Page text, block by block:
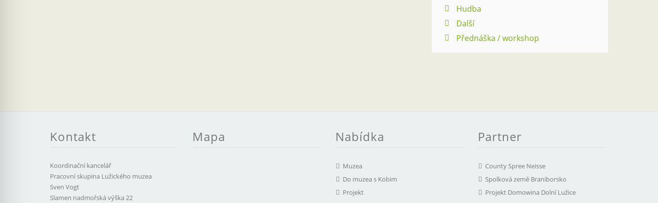
Hudba
Další
Přednáška / workshop
Kontakt
Koordinační kancelář
Pracovní skupina Lužického muzea
Sven Vogt
Slamen nadmořská výška 22
Mapa Nabídka
Muzea
Do muzea s Kobim
Projekt
Partner
County Spree Neisse
Spolková země Braniborsko
Projekt Domowina Dolní Lužice